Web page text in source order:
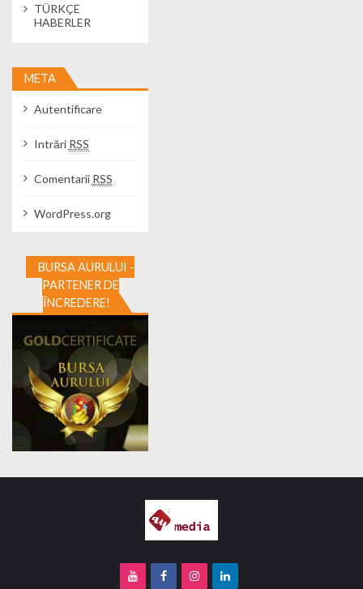
TÜRKÇE
HABERLER
META
Autentificare
Intrări RSS
Comentarii RSS
WordPress.org
BURSA AURULUI -
PARTENER DE
ÎNCREDERE!